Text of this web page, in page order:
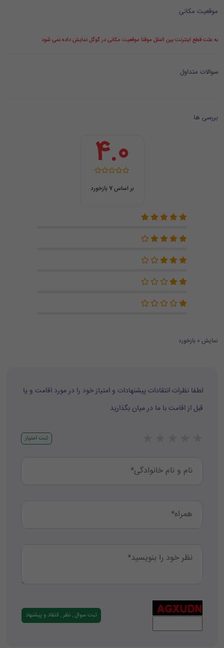
موقعیت مکانی
به علت قطع اینترنت بین الملل موقتا موقعیت مکانی در گوگل نمایش داده نمی شود
سوالات متداول
بررسی ها
4.0
بر اساس 7 بازخورد
نمایش 0 بازخورد
لطفا نظرات انتقادات پیشنهادات و امتیاز خود را در مورد اقامت و یا
قبل از اقامت با ما در میان بگذارید
ثبت امتیاز